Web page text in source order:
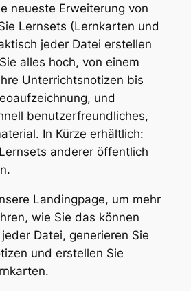
neueste Erweiterung von
Lernsets (Lernkarten und
jeder Datei erstellen
alles hoch, von einem
Unterrichtsnotizen bis
und
benutzerfreundliches,
In Kürze erhältlich:
anderer öffentlich
Landingpage, um mehr
wie Sie das können
Datei, generieren Sie
und erstellen Sie